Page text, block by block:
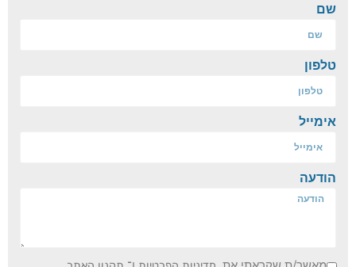
שם
טלפון
אימייל
הודעה